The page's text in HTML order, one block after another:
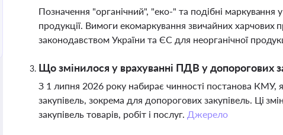
Позначення "органічний", "еко-" та подібні маркування
продукції. Вимоги екомаркування звичайних
законодавством України та ЄС для неорганічної
Що змінилося у врахуванні ПДВ у допорогових
З 1 липня 2026 року набирає чинності постанова КМУ,
закупівель, зокрема для допорогових закупівель. Ці
закупівель товарів, робіт і послуг. Джерело